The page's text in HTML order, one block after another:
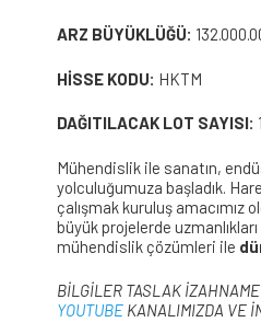
ARZ BÜYÜKLÜĞÜ:
HİSSE KODU: HKTM
DAĞITILACAK LOT SAYISI:
Mühendislik ile sanatın,
yolculuğumuza başladık.
çalışmak kuruluş amacımız
büyük projelerde
mühendislik çözümleri ile
BİLGİLER TASLAK
YOUTUBE KANALIMIZDA VE